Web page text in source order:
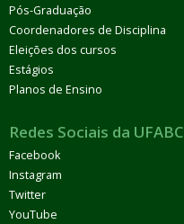
Pós-Graduação
Coordenadores de Disciplina
Eleições dos cursos
Estágios
Planos de Ensino
Redes Sociais da UFABC
Facebook
Instagram
Twitter
YouTube